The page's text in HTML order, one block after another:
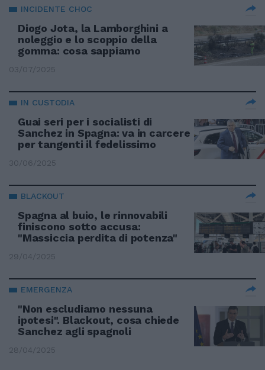
INCIDENTE CHOC
Diogo Jota, la Lamborghini a
noleggio e lo scoppio della
gomma: cosa sappiamo
03/07/2025
IN CUSTODIA
Guai seri per i socialisti di
Sanchez in Spagna: va in carcere
per tangenti il fedelissimo
30/06/2025
BLACKOUT
Spagna al buio, le rinnovabili
finiscono sotto accusa:
"Massiccia perdita di potenza"
29/04/2025
EMERGENZA
"Non escludiamo nessuna
ipotesi". Blackout, cosa chiede
Sanchez agli spagnoli
28/04/2025